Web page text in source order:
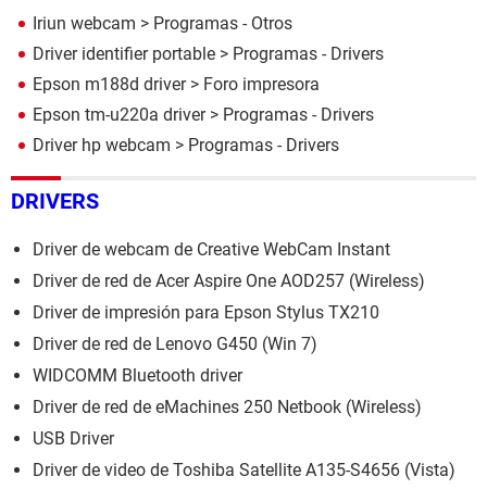
Iriun webcam > Programas - Otros
Driver identifier portable > Programas - Drivers
Epson m188d driver> Foro impresora
Epson tm-u220a driver> Programas - Drivers
Driver hp webcam > Programas - Drivers
DRIVERS
Driver de webcam de Creative WebCam Instant
Driver de red de Acer Aspire One AOD257 (Wireless)
Driver de impresión para Epson Stylus TX210
Driver de red de Lenovo G450 (Win 7)
WIDCOMM Bluetooth driver
Driver de red de eMachines 250 Netbook (Wireless)
USB Driver
Driver de video de Toshiba Satellite A135-S4656 (Vista)